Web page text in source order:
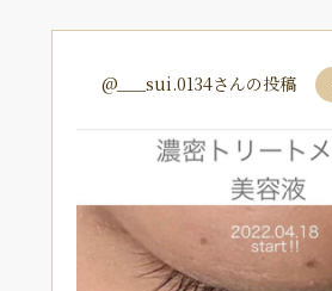
@___sui.0134さんの投稿